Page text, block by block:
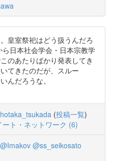
皇室祭祀はどう扱うんだろ
日本社会学会・日本宗教学
のあたりばかり発表してき
てきたのだが、スルー
んだろうな。
(投稿一覧)
ート・ネットワーク (6)
@Imakov @ss_seikosato